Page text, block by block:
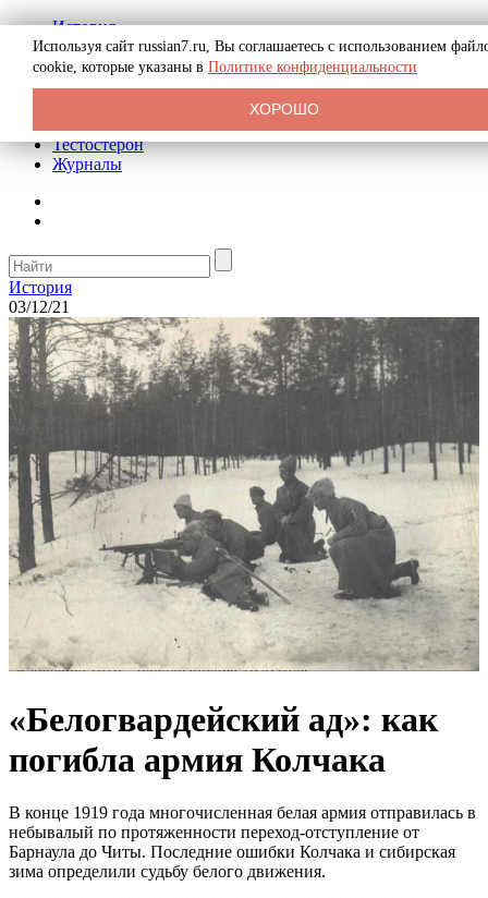
История
Биография
Криминал
Реклама на сайте
Тестостерон
Журналы
История
03/12/21
«Белогвардейский ад»: как
погибла армия Колчака
В конце 1919 года многочисленная белая армия отправилась в
небывалый по протяженности переход-отступление от
Барнаула до Читы. Последние ошибки Колчака и сибирская
зима определили судьбу белого движения.
Используя сайт russian7.ru, Вы соглашаетесь с использованием
cookie, которые указаны в Политике конфиденциальности
ХОРОШО